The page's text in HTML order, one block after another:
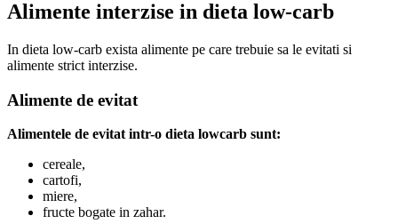
Alimente interzise in dieta low-carb
In dieta low-carb exista alimente pe care trebuie sa le evitati si
alimente strict interzise.
Alimente de evitat
Alimentele de evitat intr-o dieta lowcarb sunt:
cereale,
cartofi,
miere,
fructe bogate in zahar.